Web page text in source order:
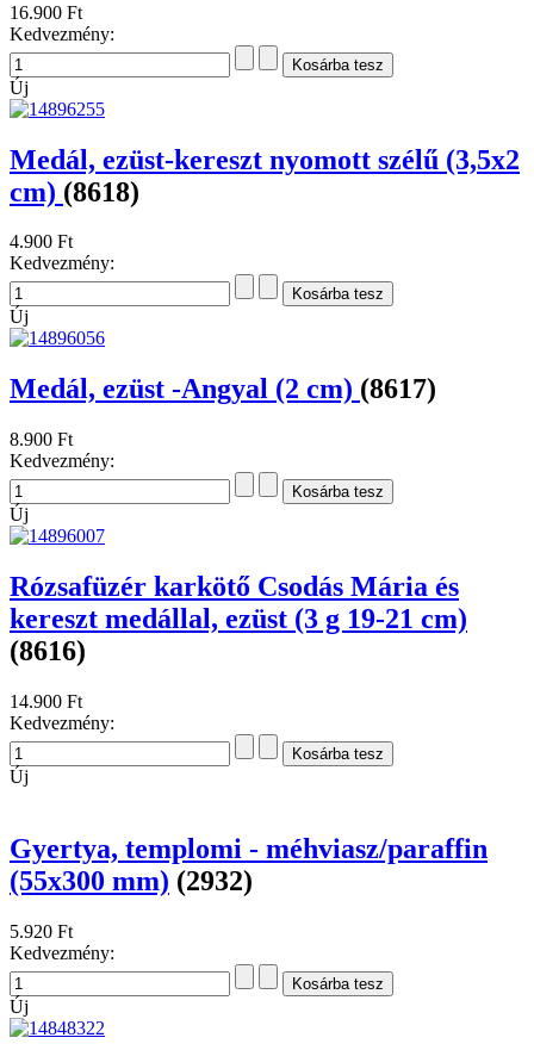
16.900 Ft
Kedvezmény:
Új
Medál, ezüst-kereszt nyomott szélű (3,5x2
cm) (8618)
4.900 Ft
Kedvezmény:
Új
Medál, ezüst -Angyal (2 cm) (8617)
8.900 Ft
Kedvezmény:
Új
Rózsafüzér karkötő Csodás Mária és
kereszt medállal, ezüst (3 g 19-21 cm)
(8616)
14.900 Ft
Kedvezmény:
Új
Gyertya, templomi - méhviasz/paraffin
(55x300 mm) (2932)
5.920 Ft
Kedvezmény:
Új